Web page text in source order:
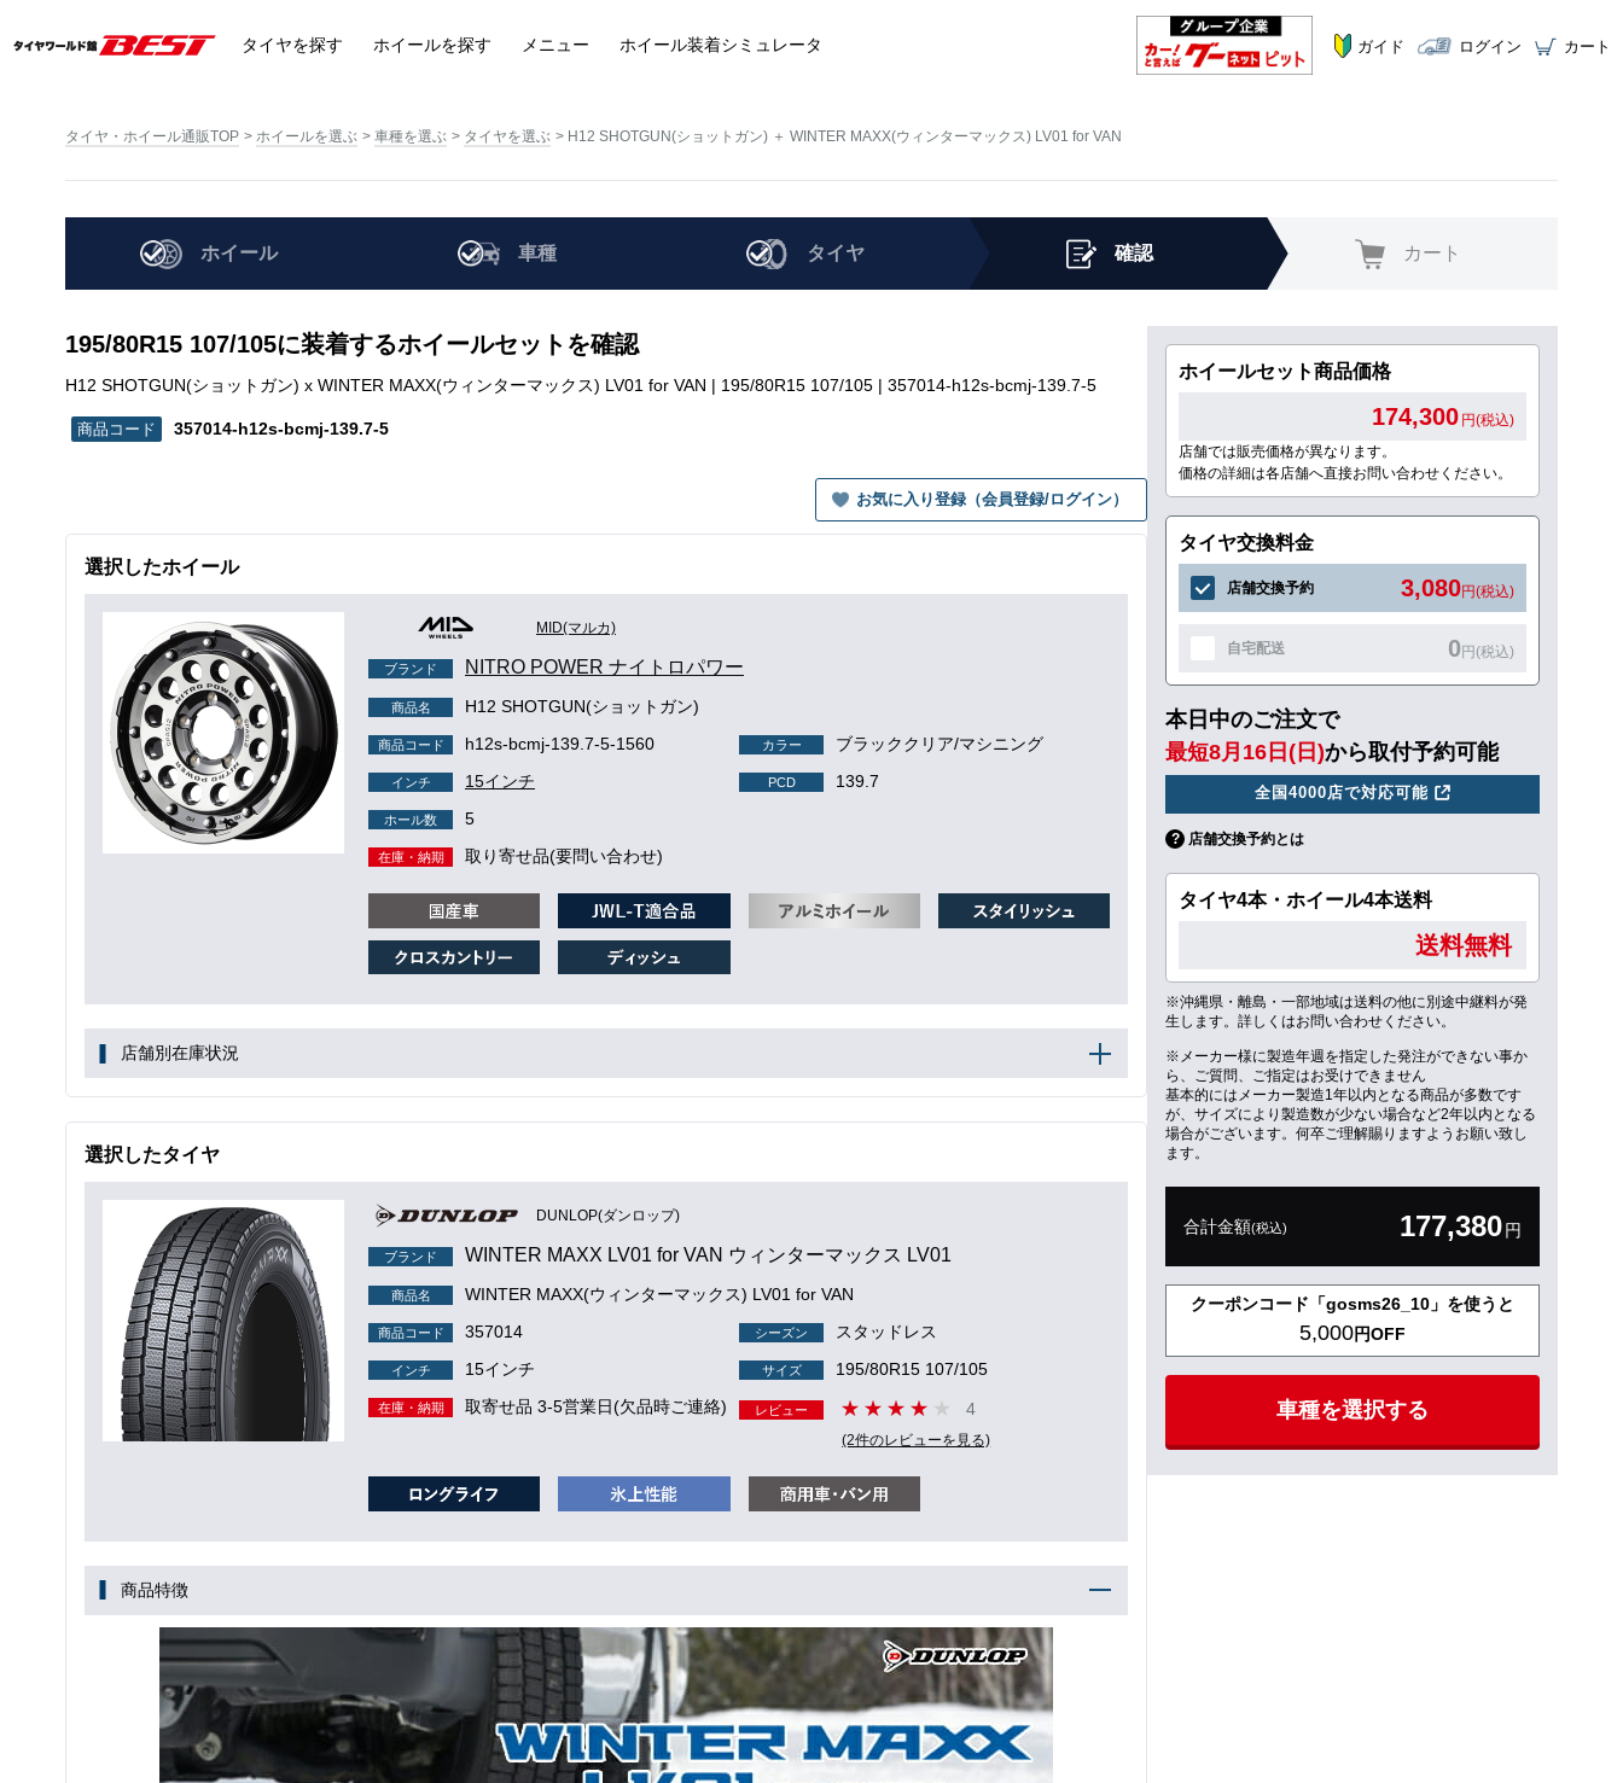
タイヤを探す ホイールを探す メニュー ホイール装着シミュレータ ガイド ログイン カート
タイヤ・ホイール通販TOP ホイールを選ぶ 車種を選ぶ タイヤを選ぶ H12 SHOTGUN(ショットガン) ＋ WINTER MAXX(ウィンターマックス) LV01 for VAN
ホイール 車種 タイヤ 確認 カート
195/80R15 107/105に装着するホイールセットを確認
H12 SHOTGUN(ショットガン) x WINTER MAXX(ウィンターマックス) LV01 for VAN | 195/80R15 107/105 | 357014-h12s-bcmj-139.7-5
357014-h12s-bcmj-139.7-5
お気に入り登録（会員登録/ログイン）
選択したホイール
MID(マルカ)
ブランド NITRO POWER ナイトロパワー
商品名 H12 SHOTGUN(ショットガン)
商品コード h12s-bcmj-139.7-5-1560 カラー ブラッククリア/マシニング
インチ 15インチ PCD 139.7
ホール数 5
在庫・納期 取り寄せ品(要問い合わせ)
店舗別在庫状況
選択したタイヤ
DUNLOP(ダンロップ)
ブランド WINTER MAXX LV01 for VAN ウィンターマックス LV01
商品名 WINTER MAXX(ウィンターマックス) LV01 for VAN
商品コード 357014 シーズン スタッドレス
インチ 15インチ サイズ 195/80R15 107/105
在庫・納期 取寄せ品 3-5営業日(欠品時ご連絡) レビュー 4
(2件のレビューを見る)
商品特徴
ホイールセット商品価格
174,300 円(税込)
店舗では販売価格が異なります。
価格の詳細は各店舗へ直接お問い合わせください。
タイヤ交換料金
店舗交換予約 3,080円(税込)
自宅配送 0円(税込)
本日中のご注文で
最短8月16日(日)から取付予約可能
全国4000店で対応可能
店舗交換予約とは
タイヤ4本・ホイール4本送料
送料無料
※沖縄県・離島・一部地域は送料の他に別途中継料が発
生します。詳しくはお問い合わせください。
※メーカー様に製造年週を指定した発注ができない事か
ら、ご質問、ご指定はお受けできません
基本的にはメーカー製造1年以内となる商品が多数です
が、サイズにより製造数が少ない場合など2年以内となる
場合がございます。何卒ご理解賜りますようお願い致し
ます。
合計金額(税込) 177,380円
クーポンコード「gosms26_10」を使うと
5,000円OFF
車種を選択する